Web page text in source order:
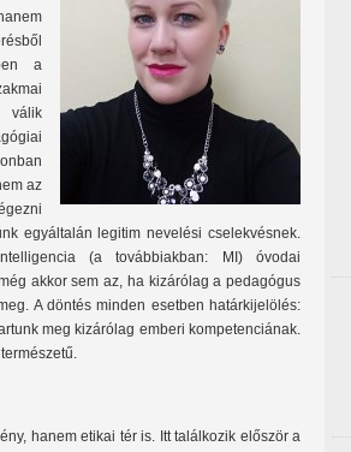
a
az
egyáltalán legitim nevelési cselekvésnek.
(a továbbiakban: MI) óvodai
akkor sem az, ha kizárólag a pedagógus
A döntés minden esetben határkijelölés:
meg kizárólag emberi kompetenciának.
hanem etikai tér is. Itt találkozik először a